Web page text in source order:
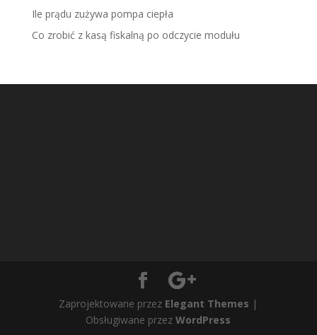
Ile prądu zużywa pompa ciepła
Co zrobić z kasą fiskalną po odczycie modułu
Zaprojektowane przez Elegant Themes |
Obsługiwane przezWordPress